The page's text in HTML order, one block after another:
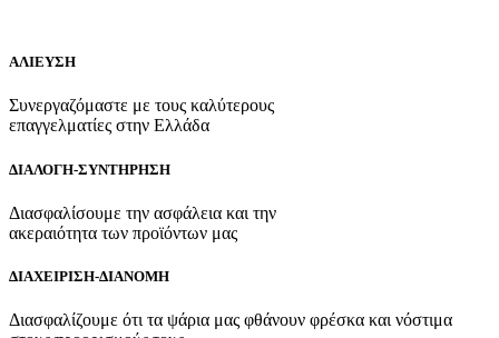
ΑΛΙΕΥΣΗ
Συνεργαζόμαστε με τους καλύτερους
επαγγελματίες στην Ελλάδα
ΔΙΑΛΟΓΗ-ΣΥΝΤΗΡΗΣΗ
Διασφαλίσουμε την ασφάλεια και την
ακεραιότητα των προϊόντων μας
ΔΙΑΧΕΙΡΙΣΗ-ΔΙΑΝΟΜΗ
Διασφαλίζουμε ότι τα ψάρια μας φθάνουν φρέσκα και νόστιμα